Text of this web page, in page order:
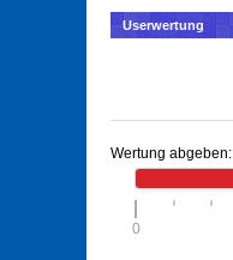
Userwertung
Wertung abgeben:
0